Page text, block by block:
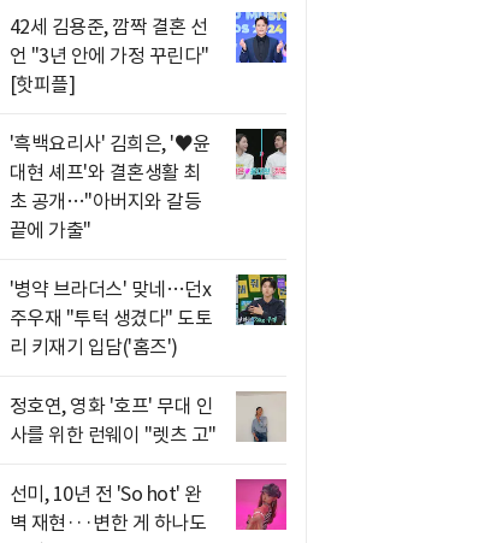
42세 김용준, 깜짝 결혼 선
언 "3년 안에 가정 꾸린다"
[핫피플]
'흑백요리사' 김희은, '♥윤
대현 셰프'와 결혼생활 최
초 공개…"아버지와 갈등
끝에 가출"
'병약 브라더스' 맞네…던x
주우재 "투턱 생겼다" 도토
리 키재기 입담('홈즈')
정호연, 영화 '호프' 무대 인
사를 위한 런웨이 "렛츠 고"
선미, 10년 전 'So hot' 완
벽 재현···변한 게 하나도